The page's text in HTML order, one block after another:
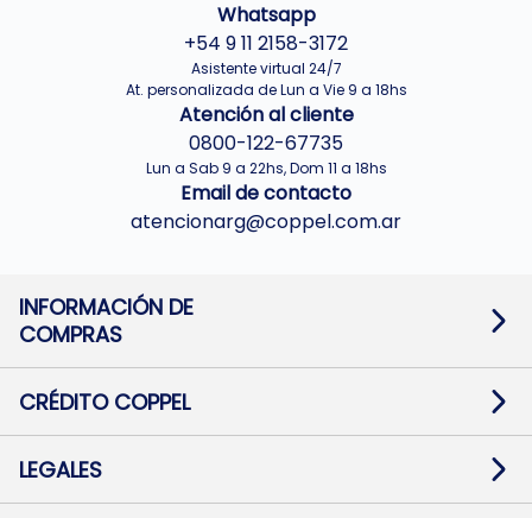
Whatsapp
+54 9 11 2158-3172
Asistente virtual 24/7
At. personalizada de Lun a Vie 9 a 18hs
Atención al cliente
0800-122-67735
Lun a Sab 9 a 22hs, Dom 11 a 18hs
Email de contacto
atencionarg@coppel.com.ar
INFORMACIÓN DE
COMPRAS
Términos y condiciones
Botón de arrepentimiento
Mapa de sitio
CRÉDITO COPPEL
Solicitar Crédito
Medios de Pago
Pago Fácil Online
LEGALES